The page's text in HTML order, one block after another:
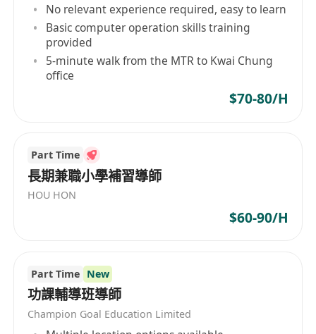
No relevant experience required, easy to learn
Basic computer operation skills training
provided
5-minute walk from the MTR to Kwai Chung
office
$70-80/H
Part Time
長期兼職小學補習導師
HOU HON
$60-90/H
Part Time New
功課輔導班導師
Champion Goal Education Limited